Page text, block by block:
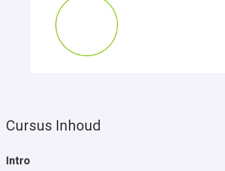
Cursus Inhoud
Intro